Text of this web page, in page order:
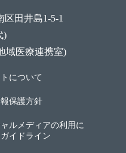
区田井島1-5-1
)
域医療連携室)
について
保護方針
ルメディアの利用に
イドライン